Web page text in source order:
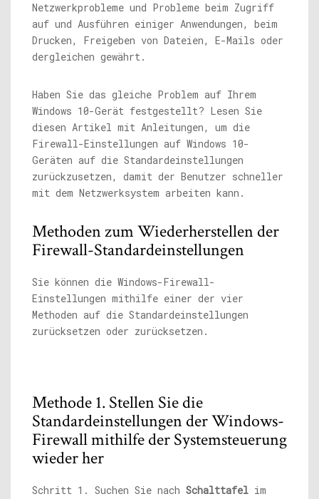
Netzwerkprobleme und Probleme beim Zugriff
auf und Ausführen einiger Anwendungen, beim
Drucken, Freigeben von Dateien, E-Mails oder
dergleichen gewährt.
Haben Sie das gleiche Problem auf Ihrem
Windows 10-Gerät festgestellt? Lesen Sie
diesen Artikel mit Anleitungen, um die
Firewall-Einstellungen auf Windows 10-
Geräten auf die Standardeinstellungen
zurückzusetzen, damit der Benutzer schneller
mit dem Netzwerksystem arbeiten kann.
Methoden zum Wiederherstellen der
Firewall-Standardeinstellungen
Sie können die Windows-Firewall-
Einstellungen mithilfe einer der vier
Methoden auf die Standardeinstellungen
zurücksetzen oder zurücksetzen.
Methode 1. Stellen Sie die
Standardeinstellungen der Windows-
Firewall mithilfe der Systemsteuerung
wieder her
Schritt 1. Suchen Sie nach Schalttafel im